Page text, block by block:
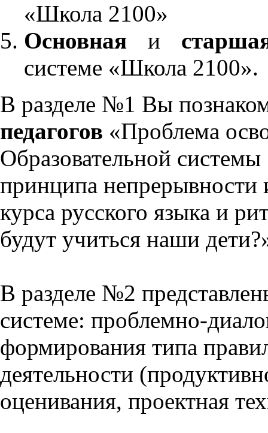
«Школа 2100»
Основнаяи
системе «Школа 2100».
В разделе №1 Вы
педагогов «Проблема
Образовательной
принципа непрерывности
курса русского языка и
будут учиться наши
В разделе №2
системе: проблемно-
формирования типа
деятельности
оценивания, проектная